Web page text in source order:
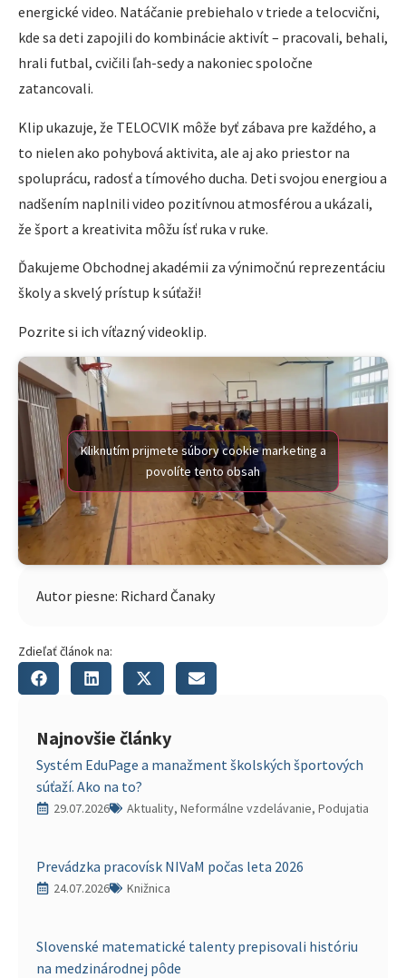
energické video. Natáčanie prebiehalo v triede a telocvični,
kde sa deti zapojili do kombinácie aktivít – pracovali, behali,
hrali futbal, cvičili ľah-sedy a nakoniec spoločne
zatancovali.
Klip ukazuje, že TELOCVIK môže byť zábava pre každého, a
to nielen ako pohybová aktivita, ale aj ako priestor na
spoluprácu, radosť a tímového ducha. Deti svojou energiou a
nadšením naplnili video pozitívnou atmosférou a ukázali,
že šport a kreativita môžu ísť ruka v ruke.
Ďakujeme Obchodnej akadémii za výnimočnú reprezentáciu
školy a skvelý prístup k súťaži!
Pozrite si ich víťazný videoklip.
Kliknutím prijmete súbory cookie marketing a
povolíte tento obsah
Autor piesne: Richard Čanaky
Zdieľať článok na:
Najnovšie články
Systém EduPage a manažment školských športových
súťaží. Ako na to?
29.07.2026 Aktuality, Neformálne vzdelávanie, Podujatia
Prevádzka pracovísk NIVaM počas leta 2026
24.07.2026 Knižnica
Slovenské matematické talenty prepisovali históriu
na medzinárodnej pôde